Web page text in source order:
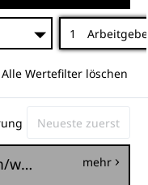
1
Alle Wertefilter löschen
Consultant Elasticsearch (m/w/d) mehr